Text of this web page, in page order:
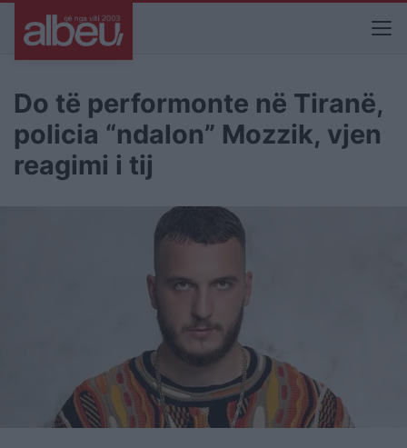
Do të performonte në Tiranë,
policia “ndalon” Mozzik, vjen
reagimi i tij